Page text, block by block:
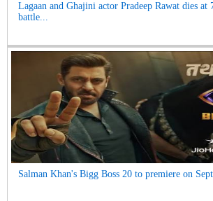
Lagaan and Ghajini actor Pradeep Rawat dies at
battle...
Salman Khan's Bigg Boss 20 to premiere on